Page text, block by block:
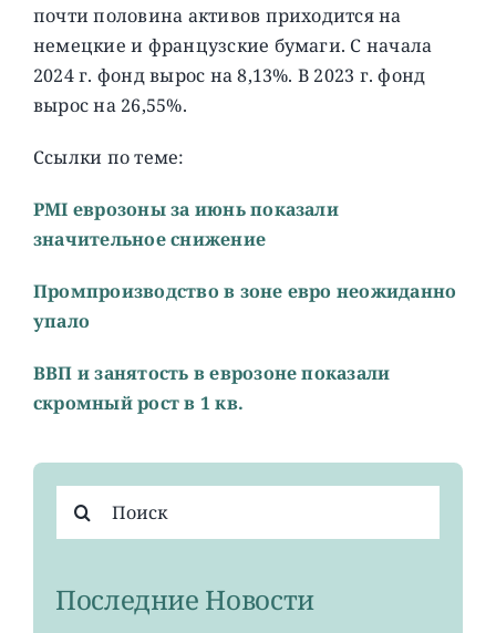
почти половина активов приходится на
немецкие и французские бумаги. C начала
2024 г. фонд вырос на 8,13%. В 2023 г. фонд
вырос на 26,55%.
Ссылки по теме:
PMI еврозоны за июнь показали
значительное снижение
Промпроизводство в зоне евро неожиданно
упало
ВВП и занятость в еврозоне показали
скромный рост в 1 кв.
поиска:
Последние Новости